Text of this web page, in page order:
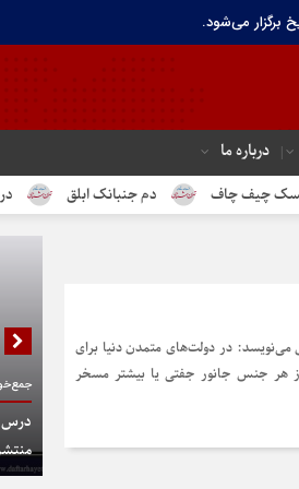
برگزار می‌شود.
درباره ما
دم جنبانک ابلق درباره
می‌نویسد: در دولت‌های متمدن دنیا برای
هر جنس جانور جفتی یا بیشتر مسخر
درس